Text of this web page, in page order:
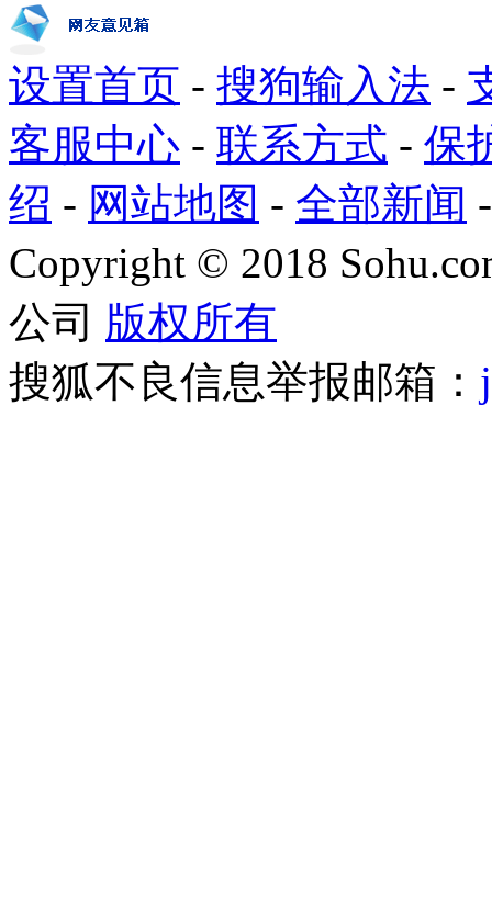
设置首页 - 搜狗输入法 -
客服中心 - 联系方式 - 保
绍 - 网站地图 - 全部新闻
Copyright © 2018
公司 版权所有
搜狐不良信息举报邮箱：